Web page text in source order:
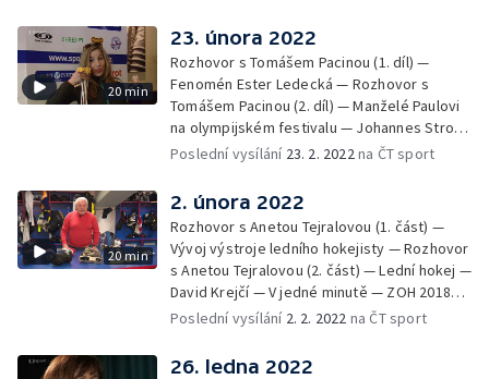
20 min
23. února 2022
Rozhovor s Tomášem Pacinou (1. díl) —
Fenomén Ester Ledecká — Rozhovor s
Tomášem Pacinou (2. díl) — Manželé Paulovi
na olympijském festivalu — Johannes Strolz
— V jedné minutě — Thomas Bach ocenil
Poslední vysílání 23. 2. 2022 na ČT sport
20 min
2. února 2022
Rozhovor s Anetou Tejralovou (1. část) —
Vývoj výstroje ledního hokejisty — Rozhovor
s Anetou Tejralovou (2. část) — Lední hokej —
David Krejčí — V jedné minutě — ZOH 2018
Pchjongčchang
Poslední vysílání 2. 2. 2022 na ČT sport
26. ledna 2022